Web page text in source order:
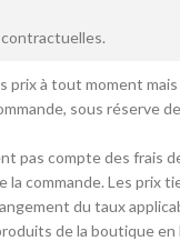
à tout moment
sous réserve
pas compte des frais
commande. Les prix
du taux
de la boutique en